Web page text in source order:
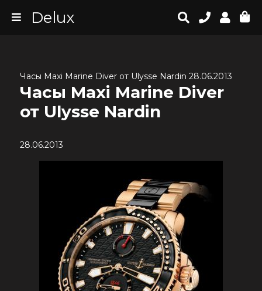
Delux
Часы Maxi Marine Diver от Ulysse Nardin 28.06.2013
Часы Maxi Marine Diver
от Ulysse Nardin
28.06.2013